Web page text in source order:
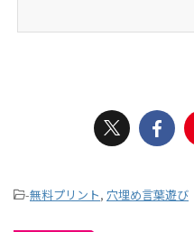
-無料プリント, 穴埋め言葉遊び